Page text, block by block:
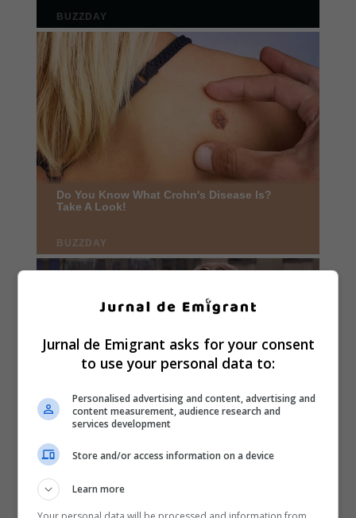
Jurnal de Emigrant asks for your consent
to use your personal data to:
Personalised advertising and content, advertising and
content measurement, audience research and
services development
Store and/or access information on a device
Learn more